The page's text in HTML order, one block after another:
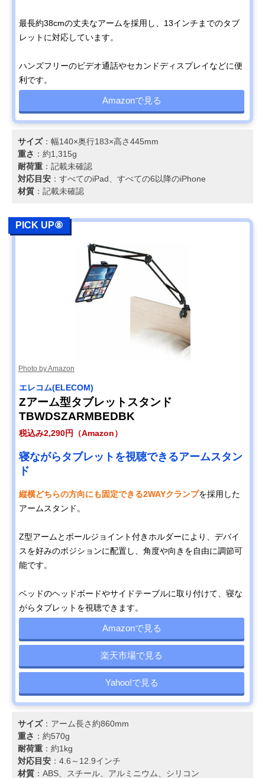
最長約38cmの丈夫なアームを採用し、13インチまでのタブ
レットに対応しています。
ハンズフリーのビデオ通話やセカンドディスプレイなどに便
利です。
Amazonで見る
サイズ：幅140×奥行183×高さ445mm
重さ ：約1,315g
耐荷重 ：記載未確認
対応目安 ：すべてのiPad、すべての6以降のiPhone
材質 ：記載未確認
PICK UP⑧
Photo by Amazon
エレコム(ELECOM)
Zアーム型タブレットスタンド
TBWDSZARMBEDBK
税込み2,290円（Amazon）
寝ながらタブレットを視聴できるアームスタン
ド
縦横どちらの方向にも固定できる2WAYクランプを採用した
アームスタンド。
Z型アームとボールジョイント付きホルダーにより、デバイ
スを好みのポジションに配置し、角度や向きを自由に調節可
能です。
ベッドのヘッドボードやサイドテーブルに取り付けて、寝な
がらタブレットを視聴できます。
Amazonで見る
楽天市場で見る
Yahoo!で見る
サイズ：アーム長さ約860mm
重さ ：約570g
耐荷重 ：約1kg
対応目安 ：4.6～12.9インチ
材質 ：ABS、スチール、アルミニウム、シリコン